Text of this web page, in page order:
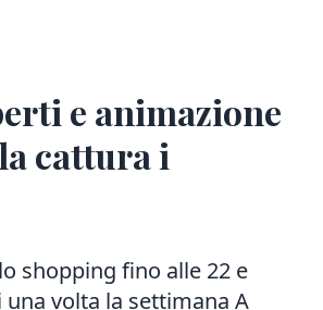
e animazione
cattura i
shopping fino alle 22 e
volta la settimana A